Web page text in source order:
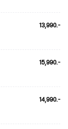
13,990.-
15,990.-
14,990.-